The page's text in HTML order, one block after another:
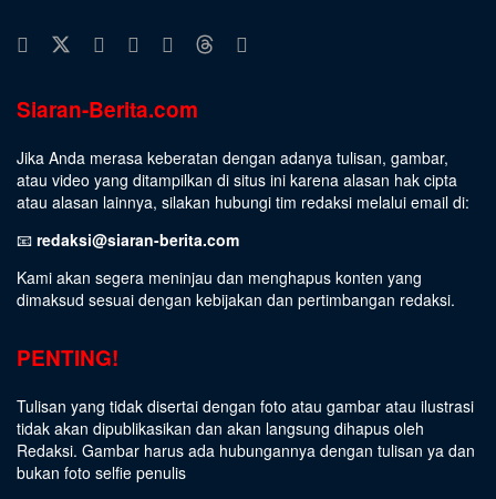
Siaran-Berita.com
Jika Anda merasa keberatan dengan adanya tulisan, gambar,
atau video yang ditampilkan di situs ini karena alasan hak cipta
atau alasan lainnya, silakan hubungi tim redaksi melalui email di:
📧 redaksi@siaran-berita.com
Kami akan segera meninjau dan menghapus konten yang
dimaksud sesuai dengan kebijakan dan pertimbangan redaksi.
PENTING!
Tulisan yang tidak disertai dengan foto atau gambar atau ilustrasi
tidak akan dipublikasikan dan akan langsung dihapus oleh
Redaksi. Gambar harus ada hubungannya dengan tulisan ya dan
bukan foto selfie penulis